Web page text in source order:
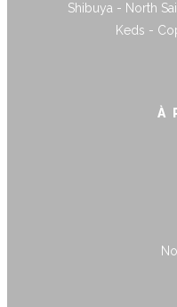
Shibuya - North
Keds -
À